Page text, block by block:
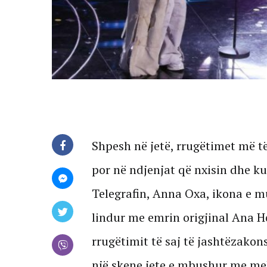
Shpesh në jetë, rrugëtimet më
por në ndjenjat që nxisin dhe
Telegrafin, Anna Oxa, ikona e
lindur me emrin origjinal Ana
rrugëtimit të saj të